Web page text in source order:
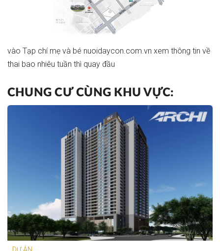
vào Tạp chí mẹ và bé nuoidaycon.com.vn xem thông tin về
thai bao nhiêu tuần thì quay đầu
CHUNG CƯ CÙNG KHU VỰC:
DỰ ÁN